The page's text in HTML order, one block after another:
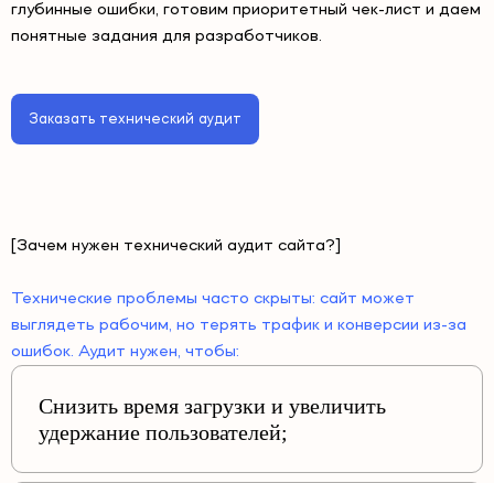
глубинные ошибки, готовим приоритетный чек-лист и даем
понятные задания для разработчиков.
Заказать технический аудит
[Зачем нужен технический аудит сайта?]
Технические проблемы часто скрыты: сайт может
выглядеть рабочим, но терять трафик и конверсии из-за
ошибок. Аудит нужен, чтобы:
Снизить время загрузки и увеличить
удержание пользователей;